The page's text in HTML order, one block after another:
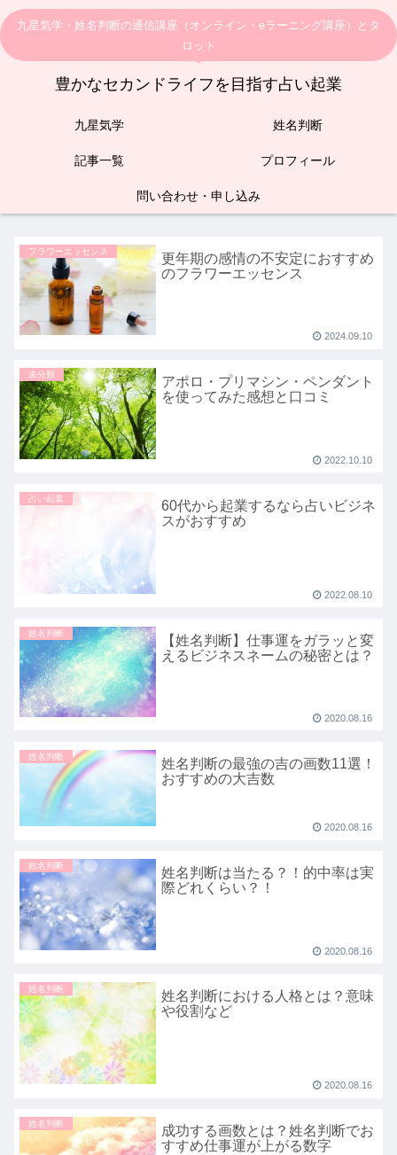
九星気学・姓名判断の通信講座（オンライン・eラーニング講座）とタ
ロット
豊かなセカンドライフを目指す占い起業
九星気学 姓名判断
記事一覧 プロフィール
問い合わせ・申し込み
フラワーエッセンス
更年期の感情の不安定におすすめ
のフラワーエッセンス
2024.09.10
未分類
アポロ・プリマシン・ペンダント
を使ってみた感想と口コミ
2022.10.10
占い起業
60代から起業するなら占いビジネ
スがおすすめ
2022.08.10
姓名判断
【姓名判断】仕事運をガラッと変
えるビジネスネームの秘密とは？
2020.08.16
姓名判断
姓名判断の最強の吉の画数11選！
おすすめの大吉数
2020.08.16
姓名判断
姓名判断は当たる？！的中率は実
際どれくらい？！
2020.08.16
姓名判断
姓名判断における人格とは？意味
や役割など
2020.08.16
姓名判断
成功する画数とは？姓名判断でお
すすめ仕事運が上がる数字